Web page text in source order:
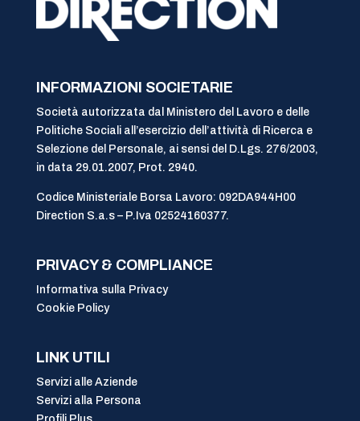
INFORMAZIONI SOCIETARIE
Società autorizzata dal Ministero del Lavoro e delle
Politiche Sociali all’esercizio dell’attività di Ricerca e
Selezione del Personale, ai sensi del D.Lgs. 276/2003,
in data 29.01.2007, Prot. 2940.
Codice Ministeriale Borsa Lavoro: 092DA944H00
Direction S.a.s – P.Iva 02524160377.
PRIVACY & COMPLIANCE
Informativa sulla Privacy
Cookie Policy
LINK UTILI
Servizi alle Aziende
Servizi alla Persona